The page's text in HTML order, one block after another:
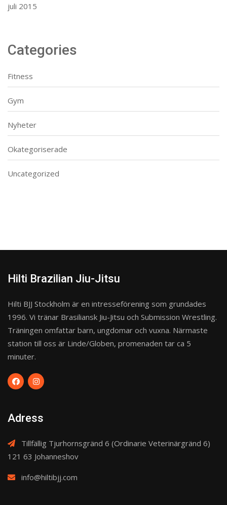
juli 2015
Categories
Fitness
Gym
Nyheter
Okategoriserade
Uncategorized
Hilti Brazilian Jiu-Jitsu
Hilti BJJ Stockholm är en intresseförening som grundades
1996. Vi tränar Brasiliansk Jiu-Jitsu och Submission Wrestling.
Träningen omfattar barn, ungdomar och vuxna. Närmaste
station till oss är Linde/Globen, promenaden tar ca 5
minuter.
Adress
Tillfällig Tjurhornsgränd 6 (Ordinarie Veterinärgränd 6)
121 63 Johanneshov
info@hiltibjj.com